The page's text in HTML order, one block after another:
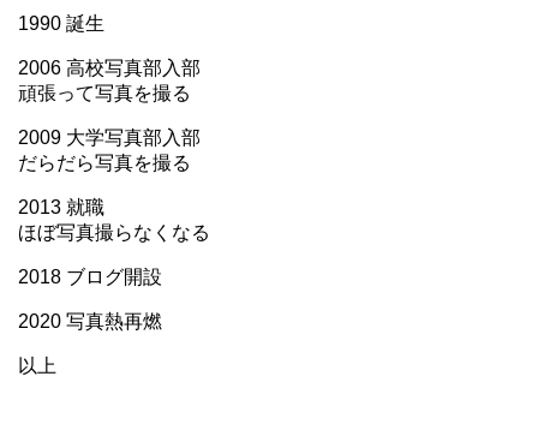
1990 誕生
2006 高校写真部入部
頑張って写真を撮る
2009 大学写真部入部
だらだら写真を撮る
2013 就職
ほぼ写真撮らなくなる
2018 ブログ開設
2020 写真熱再燃
以上